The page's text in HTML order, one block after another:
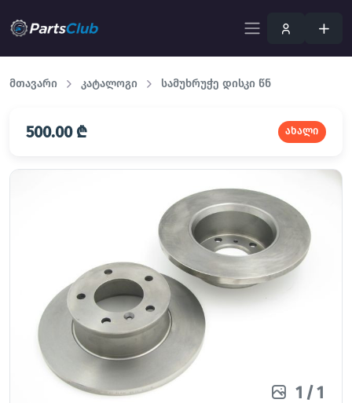
მთავარი კატალოგი სამუხრუჭე დისკი წნ
500.00 ₾ ახალი
1 /1